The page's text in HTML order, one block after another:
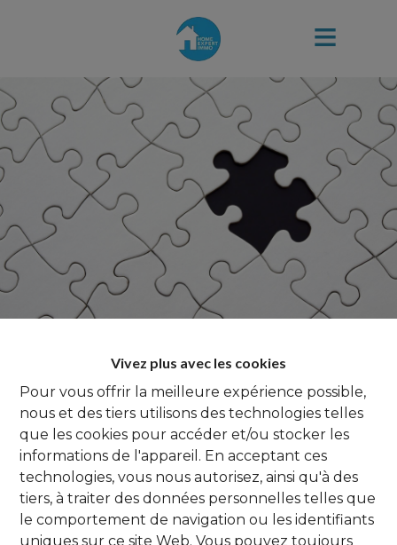
Vivez plus avec les cookies
Pour vous offrir la meilleure expérience possible,
nous et des tiers utilisons des technologies telles
que les cookies pour accéder et/ou stocker les
informations de l'appareil. En acceptant ces
technologies, vous nous autorisez, ainsi qu'à des
tiers, à traiter des données personnelles telles que
le comportement de navigation ou les identifiants
uniques sur ce site Web. Vous pouvez toujours
Oups, cette page n'existe plus